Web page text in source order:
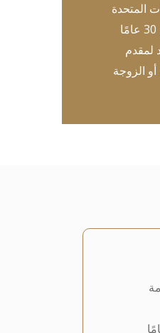
المتحدة
يمكن إدراج الأطفال حتى سن 30 عامًا
لمقدم
الزوجة